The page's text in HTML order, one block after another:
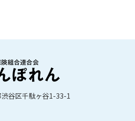
谷区千駄ヶ谷1-33-1